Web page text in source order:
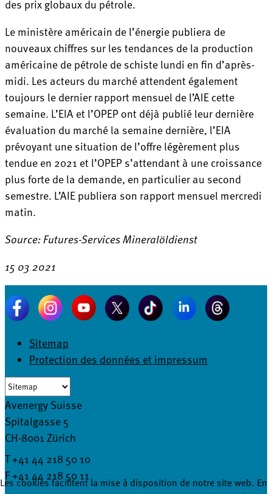
des prix globaux du pétrole.
Le ministère américain de l’énergie publiera de
nouveaux chiffres sur les tendances de la production
américaine de pétrole de schiste lundi en fin d’après-
midi. Les acteurs du marché attendent également
toujours le dernier rapport mensuel de l’AIE cette
semaine. L’EIA et l’OPEP ont déjà publié leur dernière
évaluation du marché la semaine dernière, l’EIA
prévoyant une situation de l’offre légèrement plus
tendue en 2021 et l’OPEP s’attendant à une croissance
plus forte de la demande, en particulier au second
semestre. L’AIE publiera son rapport mensuel mercredi
matin.
Source: Futures-Services Mineralöldienst
15 03 2021
Sitemap
Protection des données et impressum
Avenergy Suisse
Spitalgasse 5
CH-8001 Zürich
T +41 44 218 50 10
F +41 44 218 50 11
Les cookies facilitent la mise à disposition de notre site web. En